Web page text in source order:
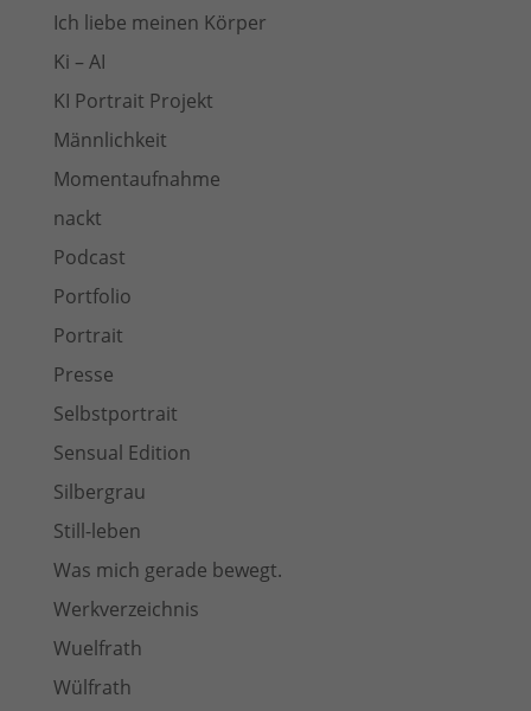
Ich liebe meinen Körper
Ki – AI
KI Portrait Projekt
Männlichkeit
Momentaufnahme
nackt
Podcast
Portfolio
Portrait
Presse
Selbstportrait
Sensual Edition
Silbergrau
Still-leben
Was mich gerade bewegt.
Werkverzeichnis
Wuelfrath
Wülfrath